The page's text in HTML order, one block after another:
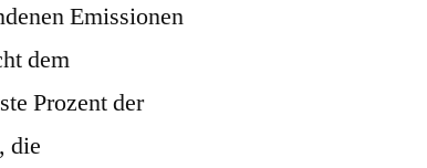
Emissionen
dem
Prozent der
die